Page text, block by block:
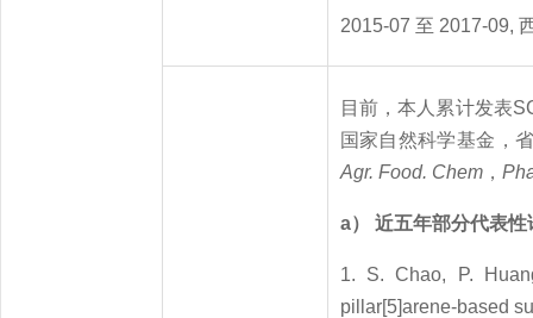
2015-07 至 2017-09,
目前，本人累计发表
国家自然科学基金，
Agr. Food. Chem，
a） 近五年部分代表性
1. S. Chao, P.
pillar[5]arene-based